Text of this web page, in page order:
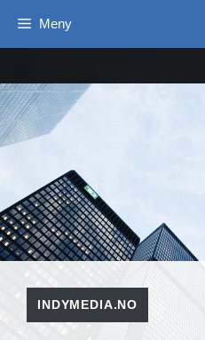
Meny
INDYMEDIA.NO